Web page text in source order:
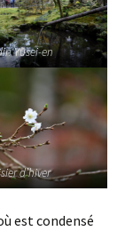
Yusei-en
d’hiver
est condensé